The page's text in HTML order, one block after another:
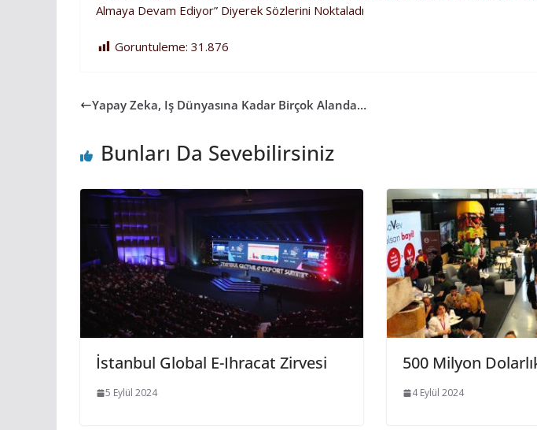
Almaya Devam Ediyor” Diyerek Sözlerini Noktaladı
Goruntuleme: 31.876
Yapay Zeka, Iş Dünyasına Kadar Birçok Alanda…
Bunları Da Sevebilirsiniz
İstanbul Global E-Ihracat Zirvesi
5 Eylül 2024
500 Milyon
4 Eylül 2024